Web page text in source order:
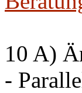
10 A)
-